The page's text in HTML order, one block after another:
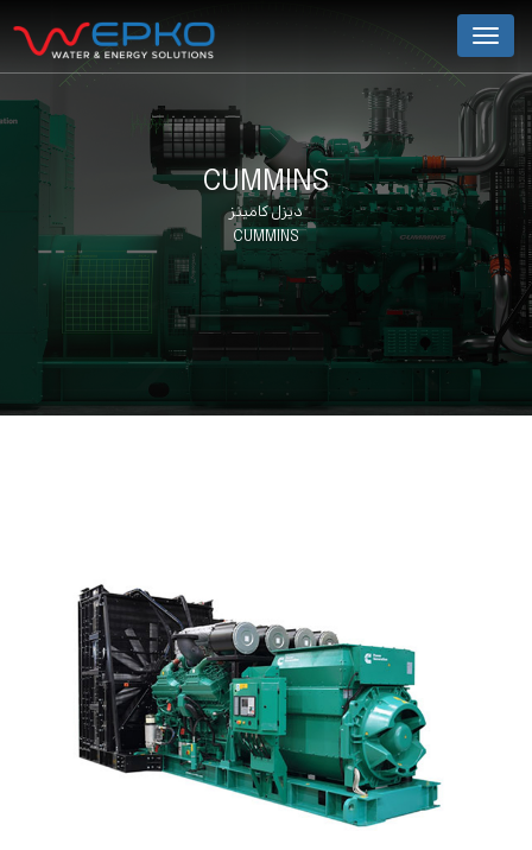
Menu
CUMMINS
دیزل کامینز
CUMMINS